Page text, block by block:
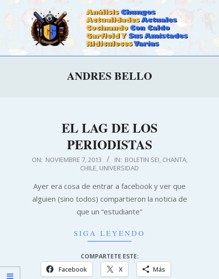
CALDOSTRONG.COM
ANDRES BELLO
EL LAG DE LOS
PERIODISTAS
2013-
07
ON: NOVIEMBRE 7, 2013 IN: BOLETIN SEI CHANTA,
CHILE UNIVERSIDAD
Ayer era cosa de entrar a facebook y ver que
alguien (sino todos) compartieron la noticia de
que un “estudiante”
SIGA LEYENDO
COMPARTETE ESTE:
Facebook X Más